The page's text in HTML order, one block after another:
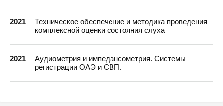
2021
Техническое обеспечение и методика проведения
комплексной оценки состояния слуха
2021
Аудиометрия и импедансометрия. Системы
регистрации ОАЭ и СВП.